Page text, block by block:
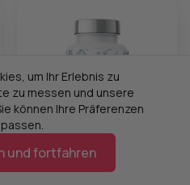
um Ihr Erlebnis zu
zu messen und unsere
können Ihre Präferenzen
und fortfahren